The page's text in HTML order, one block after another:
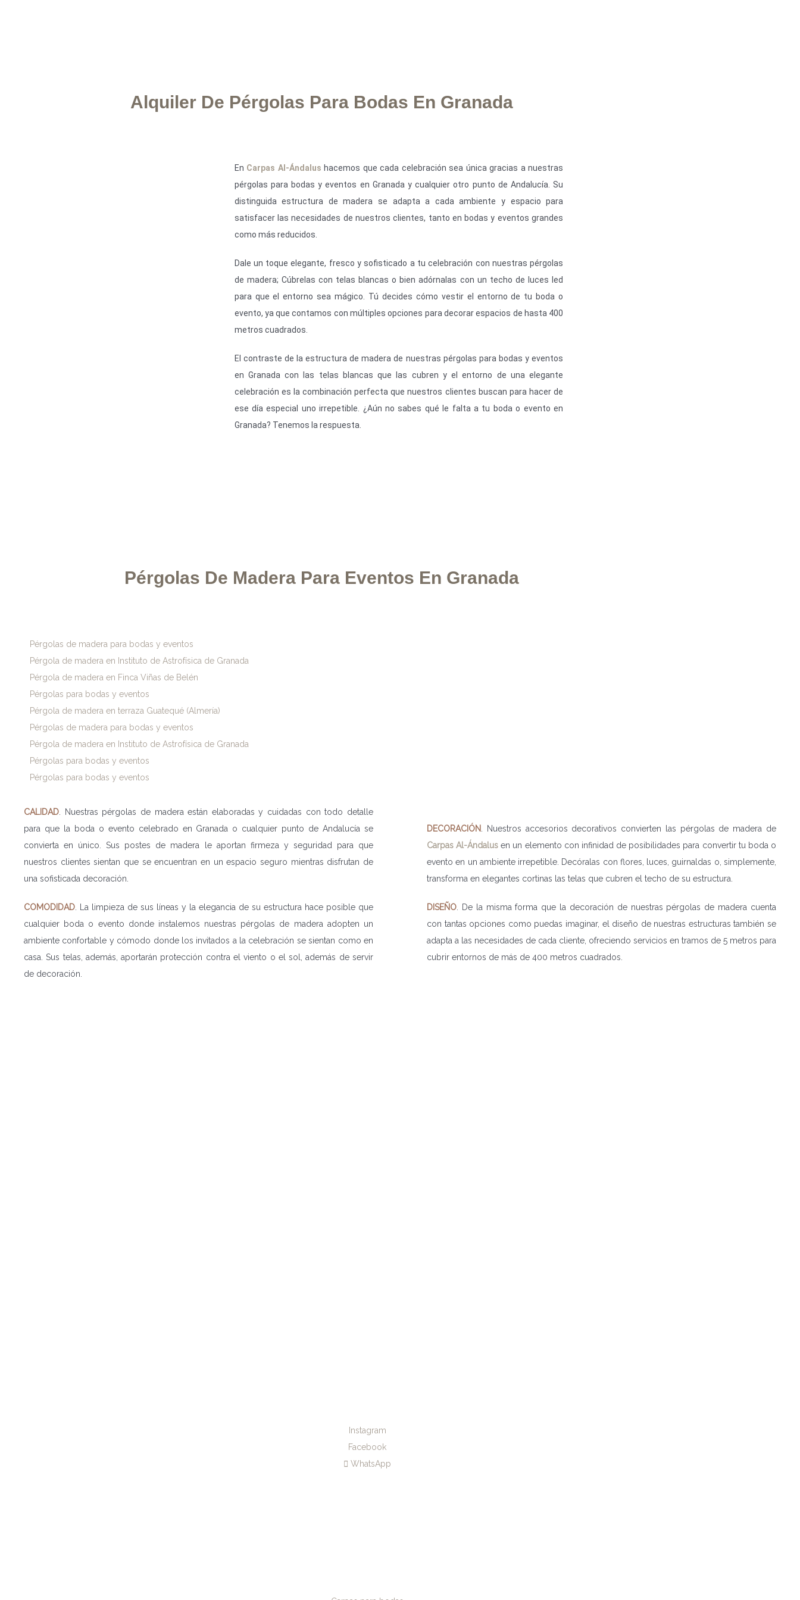
Alquiler De Pérgolas Para Bodas En Granada
En Carpas Al-Ándalus hacemos que cada celebración sea única gracias a nuestras
pérgolas para bodas y eventos en Granada y cualquier otro punto de Andalucía. Su
distinguida estructura de madera se adapta a cada ambiente y espacio para
satisfacer las necesidades de nuestros clientes, tanto en bodas y eventos grandes
como más reducidos.
Dale un toque elegante, fresco y sofisticado a tu celebración con nuestras pérgolas
de madera; Cúbrelas con telas blancas o bien adórnalas con un techo de luces led
para que el entorno sea mágico. Tú decides cómo vestir el entorno de tu boda o
evento, ya que contamos con múltiples opciones para decorar espacios de hasta 400
metros cuadrados.
El contraste de la estructura de madera de nuestras pérgolas para bodas y eventos
en Granada con las telas blancas que las cubren y el entorno de una elegante
celebración es la combinación perfecta que nuestros clientes buscan para hacer de
ese día especial uno irrepetible. ¿Aún no sabes qué le falta a tu boda o evento en
Granada? Tenemos la respuesta.
Pérgolas De Madera Para Eventos En Granada
Pérgolas de madera para bodas y eventos
Pérgola de madera en Instituto de Astrofísica de Granada
Pérgola de madera en Finca Viñas de Belén
Pérgolas para bodas y eventos
Pérgola de madera en terraza Guatequé (Almería)
Pérgolas de madera para bodas y eventos
Pérgola de madera en Instituto de Astrofísica de Granada
Pérgolas para bodas y eventos
Pérgolas para bodas y eventos
CALIDAD . Nuestras pérgolas de madera están elaboradas y cuidadas con todo detalle
para que la boda o evento celebrado en Granada o cualquier punto de Andalucía se
convierta en único. Sus postes de madera le aportan firmeza y seguridad para que
nuestros clientes sientan que se encuentran en un espacio seguro mientras disfrutan de
una sofisticada decoración.
COMODIDAD . La limpieza de sus líneas y la elegancia de su estructura hace posible que
cualquier boda o evento donde instalemos nuestras pérgolas de madera adopten un
ambiente confortable y cómodo donde los invitados a la celebración se sientan como en
casa. Sus telas, además, aportarán protección contra el viento o el sol, además de servir
de decoración.
DECORACIÓN . Nuestros accesorios decorativos convierten las pérgolas de madera de
Carpas Al-Ándalus en un elemento con infinidad de posibilidades para convertir tu boda o
evento en un ambiente irrepetible. Decóralas con flores, luces, guirnaldas o, simplemente,
transforma en elegantes cortinas las telas que cubren el techo de su estructura.
DISEÑO . De la misma forma que la decoración de nuestras pérgolas de madera cuenta
con tantas opciones como puedas imaginar, el diseño de nuestras estructuras también se
adapta a las necesidades de cada cliente, ofreciendo servicios en tramos de 5 metros para
cubrir entornos de más de 400 metros cuadrados.
Instagram
Facebook
WhatsApp